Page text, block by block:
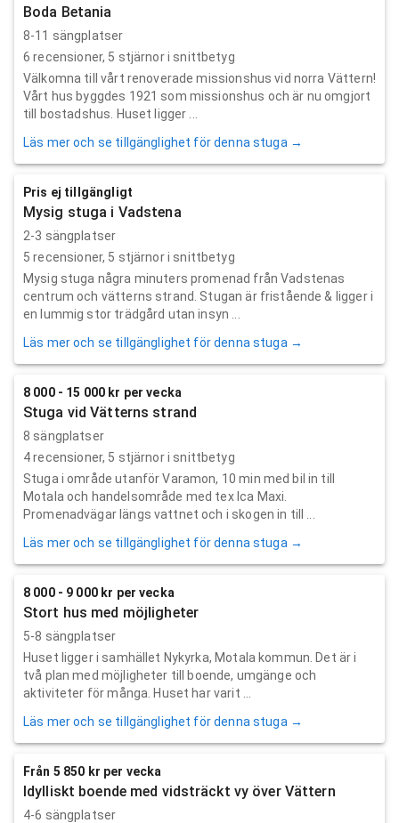
Boda Betania
8-11 sängplatser
6 recensioner, 5 stjärnor i snittbetyg
Välkomna till vårt renoverade missionshus vid norra Vättern!
Vårt hus byggdes 1921 som missionshus och är nu omgjort
till bostadshus. Huset ligger ...
Läs mer och se tillgänglighet för denna stuga →
Pris ej tillgängligt
Mysig stuga i Vadstena
2-3 sängplatser
5 recensioner, 5 stjärnor i snittbetyg
Mysig stuga några minuters promenad från Vadstenas
centrum och vätterns strand. Stugan är fristående & ligger i
en lummig stor trädgård utan insyn ...
Läs mer och se tillgänglighet för denna stuga →
8 000 - 15 000 kr per vecka
Stuga vid Vätterns strand
8 sängplatser
4recensioner, 5 stjärnor i snittbetyg
Stuga i område utanför Varamon, 10 min med bil in till
Motala och handelsområde med tex Ica Maxi.
Promenadvägar längs vattnet och i skogen in till ...
Läs mer och se tillgänglighet för denna stuga →
8 000 - 9 000 kr per vecka
Stort hus med möjligheter
5-8 sängplatser
Huset ligger i samhället Nykyrka, Motala kommun. Det är i
två plan med möjligheter till boende, umgänge och
aktiviteter för många. Huset har varit ...
Läs mer och se tillgänglighet för denna stuga →
Från 5 850 kr per vecka
Idylliskt boende med vidsträckt vy över Vättern
4-6 sängplatser